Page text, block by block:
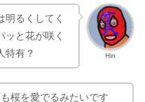
Hin
明るくしてく
ッと花が咲く
特有？
桜を愛でるみたいです